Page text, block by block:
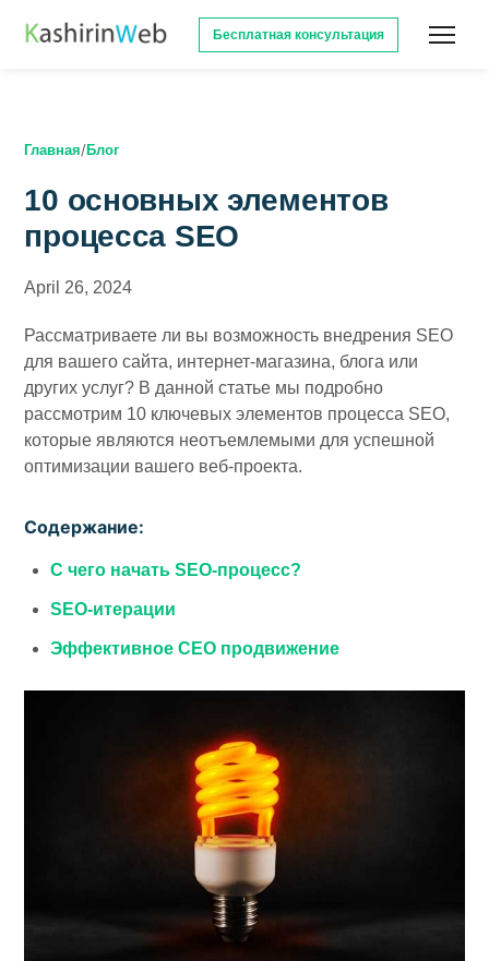
Бесплатная консультация
Главная/Блог
10 основных элементов
процесса SEO
April 26, 2024
Рассматриваете ли вы возможность внедрения SEO
для вашего сайта, интернет-магазина, блога или
других услуг? В данной статье мы подробно
рассмотрим 10 ключевых элементов процесса SEO,
которые являются неотъемлемыми для успешной
оптимизации вашего веб-проекта.
Содержание:
С чего начать SEO-процесс?
SEO-итерации
Эффективное СЕО продвижение